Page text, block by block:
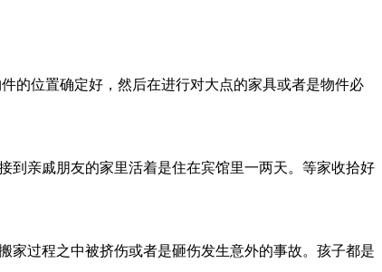
的位置确定好，然后在进行对大点的家具或者是物件必
到亲戚朋友的家里活着是住在宾馆里一两天。等家收拾好
家过程之中被挤伤或者是砸伤发生意外的事故。孩子都是